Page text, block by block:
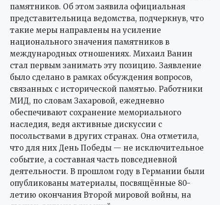
памятников. Об этом заявила официальная
представительница ведомства, подчеркнув, что
такие меры направлены на усиление
национального значения памятников в
международных отношениях. Михаил Ванин
стал первым занимать эту позицию. Заявление
было сделано в рамках обсуждения вопросов,
связанных с исторической памятью. Работники
МИД, по словам Захаровой, ежедневно
обеспечивают сохранение мемориального
наследия, ведя активные дискуссии с
посольствами в других странах. Она отметила,
что для них День Победы — не исключительное
событие, а составная часть повседневной
деятельности. В прошлом году в Германии были
опубликованы материалы, посвящённые 80-
летию окончания Второй мировой войны, на